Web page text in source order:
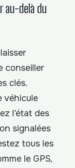
au-delà du
conseiller
clés.
véhicule
l’état des
signalées
tous les
le GPS,